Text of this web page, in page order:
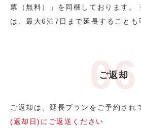
票（無料）」を同梱しております
は、最大6泊7日まで延長することも
ご返却
ご返却は、延長プランをご予約され
(返却日)にご返送ください